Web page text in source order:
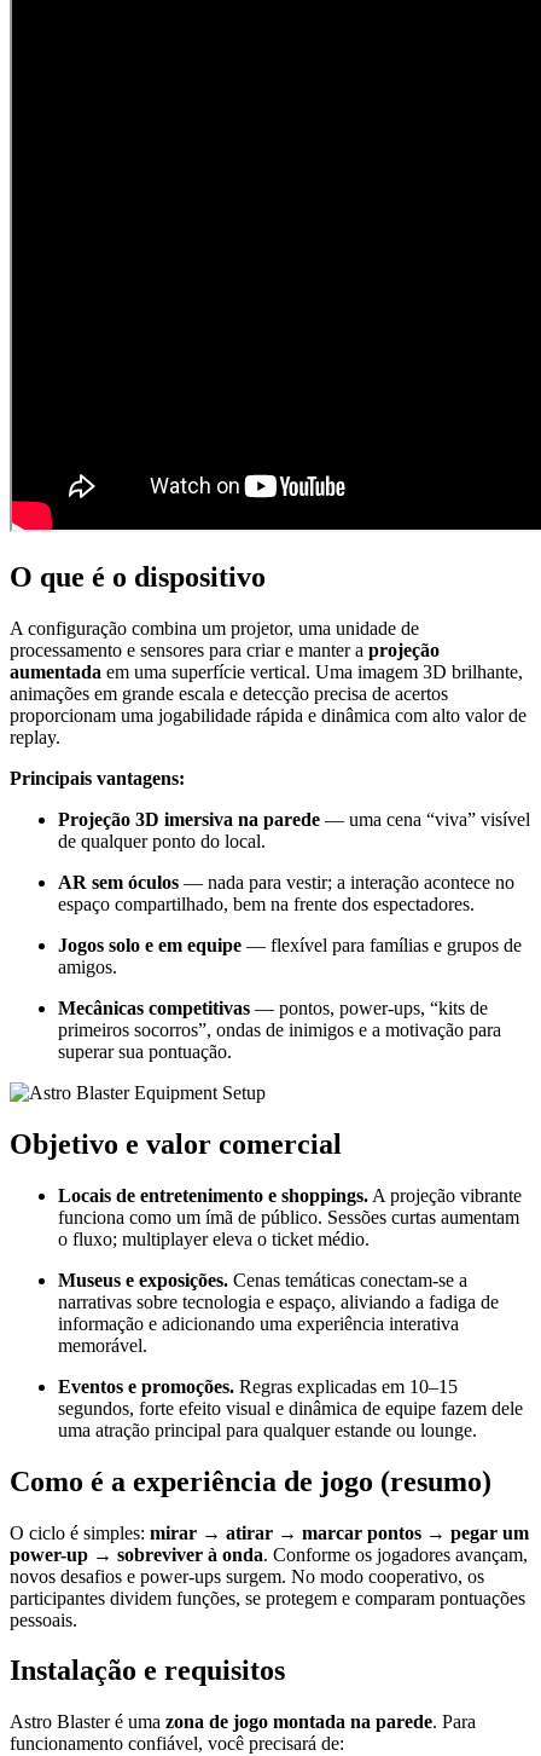
O que é o dispositivo
A configuração combina um projetor, uma unidade de
processamento e sensores para criar e manter a projeção
aumentada em uma superfície vertical. Uma imagem 3D brilhante,
animações em grande escala e detecção precisa de acertos
proporcionam uma jogabilidade rápida e dinâmica com alto valor de
replay.
Principais vantagens:
Projeção 3D imersiva na parede — uma cena “viva” visível
de qualquer ponto do local.
AR sem óculos — nada para vestir; a interação acontece no
espaço compartilhado, bem na frente dos espectadores.
Jogos solo e em equipe — flexível para famílias e grupos de
amigos.
Mecânicas competitivas — pontos, power-ups, “kits de
primeiros socorros”, ondas de inimigos e a motivação para
superar sua pontuação.
Objetivo e valor comercial
Locais de entretenimento e shoppings. A projeção vibrante
funciona como um ímã de público. Sessões curtas aumentam
o fluxo; multiplayer eleva o ticket médio.
Museus e exposições. Cenas temáticas conectam-se a
narrativas sobre tecnologia e espaço, aliviando a fadiga de
informação e adicionando uma experiência interativa
memorável.
Eventos e promoções. Regras explicadas em 10–15
segundos, forte efeito visual e dinâmica de equipe fazem dele
uma atração principal para qualquer estande ou lounge.
Como é a experiência de jogo (resumo)
O ciclo é simples: mirar → atirar → marcar pontos → pegar um
power-up → sobreviver à onda. Conforme os jogadores avançam,
novos desafios e power-ups surgem. No modo cooperativo, os
participantes dividem funções, se protegem e comparam pontuações
pessoais.
Instalação e requisitos
Astro Blaster é uma zona de jogo montada na parede. Para
funcionamento confiável, você precisará de: